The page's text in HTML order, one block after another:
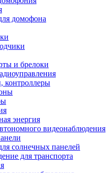
домофона
и брелоки
контроллеры
энергия
видеонаблюдения
солнечных панелей
для транспорта